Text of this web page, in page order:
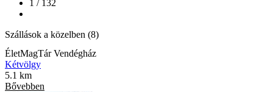
1 / 132
Szállások a közelben (8)
ÉletMagTár Vendégház
Kétvölgy
5.1 km
Bővebben